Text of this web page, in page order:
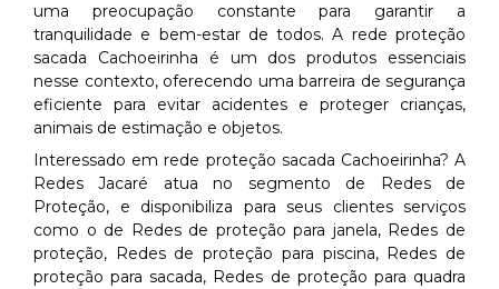
uma preocupação constante para garantir a
tranquilidade e bem-estar de todos. A rede proteção
sacada Cachoeirinha é um dos produtos essenciais
nesse contexto, oferecendo uma barreira de segurança
eficiente para evitar acidentes e proteger crianças,
animais de estimação e objetos.
Interessado em rede proteção sacada Cachoeirinha? A
Redes Jacaré atua no segmento de Redes de
Proteção, e disponibiliza para seus clientes serviços
como o de Redes de proteção para janela, Redes de
proteção, Redes de proteção para piscina, Redes de
proteção para sacada, Redes de proteção para quadra